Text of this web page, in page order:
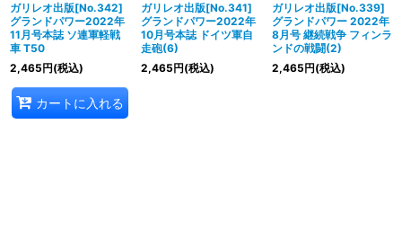
ガリレオ出版[No.342]
グランドパワー2022年
11月号本誌 ソ連軍軽戦
車 T50
2,465円(税込)
カートに入れる
ガリレオ出版[No.341]
グランドパワー2022年
10月号本誌 ドイツ軍自
走砲(6)
2,465円(税込)
ガリレオ出版[No.339]
グランドパワー 2022年
8月号 継続戦争 フィンラ
ンドの戦闘(2)
2,465円(税込)